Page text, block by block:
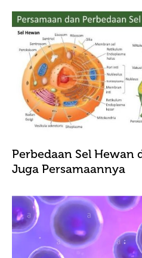
Perbedaan Sel Hewan
Juga Persamaannya